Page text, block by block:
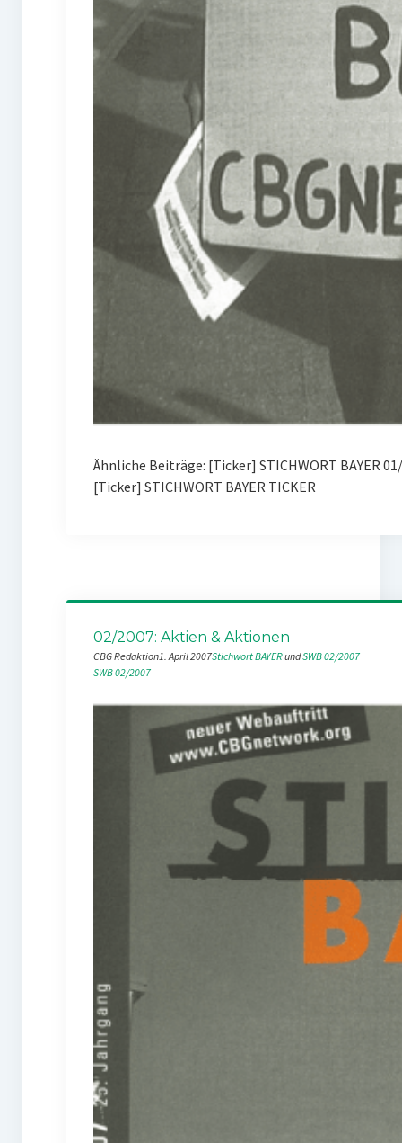
Ähnliche Beiträge: [Ticker] STICHWORT BAYER
[Ticker] STICHWORT BAYER TICKER
02/2007: Aktien & Aktionen
CBG Redaktion1. April 2007Stichwort BAYER und SWB 02/2007
SWB 02/2007